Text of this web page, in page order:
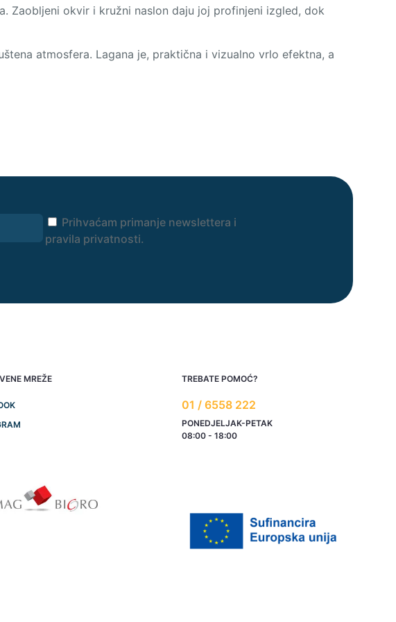
Zaobljeni okvir i kružni naslon daju joj profinjeni izgled, dok
atmosfera. Lagana je, praktična i vizualno vrlo efektna, a
Prihvaćam primanje newslettera i
pravila privatnosti.
MREŽE TREBATE POMOĆ?
01 / 6558 222
PONEDJELJAK-PETAK
08:00 - 18:00